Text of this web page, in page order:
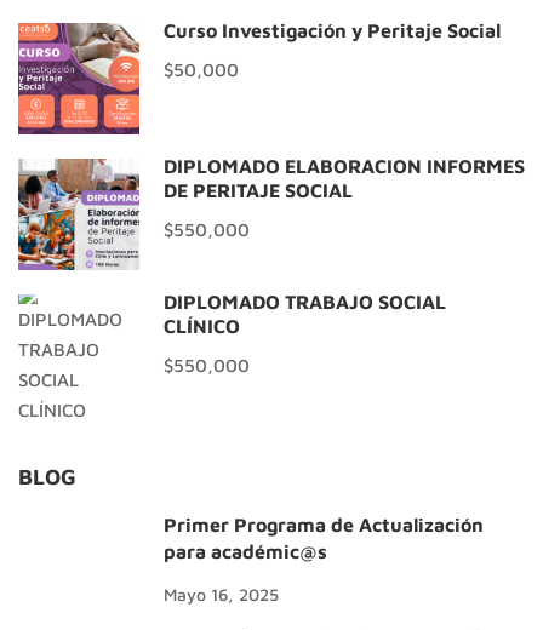
Curso Investigación y Peritaje Social
$50,000
DIPLOMADO ELABORACIÓN INFORMES
DE PERITAJE SOCIAL
$550,000
DIPLOMADO TRABAJO SOCIAL
CLÍNICO
$550,000
BLOG
Primer Programa de Actualización
para académic@s
Mayo 16, 2025